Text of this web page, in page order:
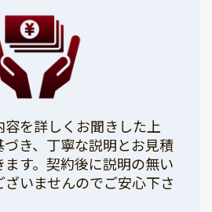
を詳しくお聞きした上
き、丁寧な説明とお見積
す。契約後に説明の無い
いませんのでご安心下さ